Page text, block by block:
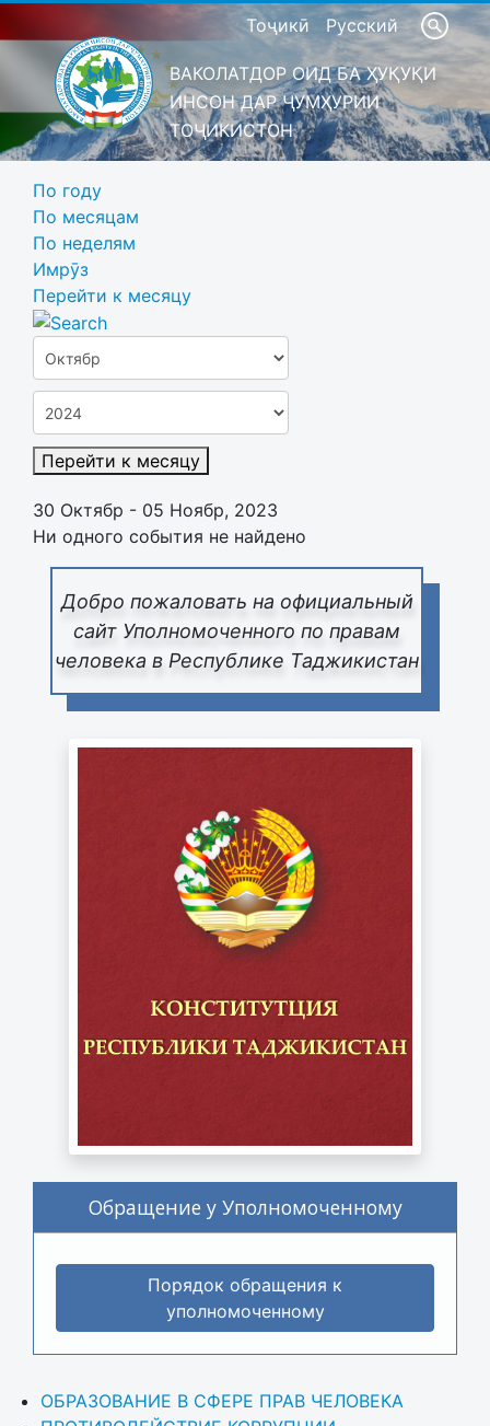
Тоҷикӣ Русский
ВАКОЛАТДОР ОИД БА ҲУҚУҚИ
ИНСОН ДАР ҶУМҲУРИИ
ТОҶИКИСТОН
Добро пожаловать на официальный
сайт Уполномоченного по правам
человека в Республике Таджикистан
Обращение у Уполномоченному
Порядок обращения к
уполномоченному
ОБРАЗОВАНИЕ В СФЕРЕ ПРАВ ЧЕЛОВЕКА
По году
По месяцам
По неделям
Имрӯз
Перейти к месяцу
Перейти к месяцу
30 Октябр - 05 Ноябр, 2023
Ни одного события не найдено